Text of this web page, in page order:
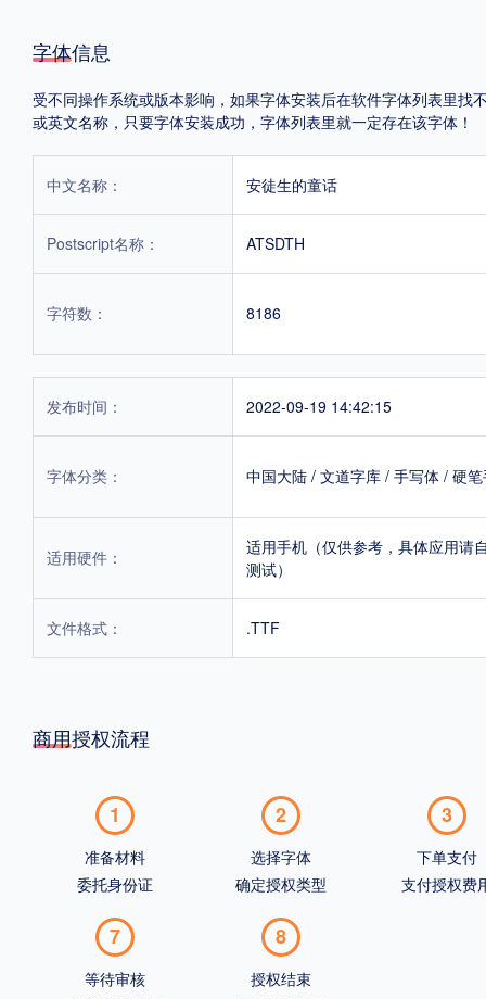
字体信息
受不同操作系统或版本影响，如果字体安装后在软件字体列表里
或英文名称，只要字体安装成功，字体列表里就一定存在该字体！
中文名称： 安徒生的童话
Postscript名称： ATSDTH
字符数： 8186
发布时间： 2022-09-19 14:42:15
字体分类： 中国大陆 / 文道字库 / 手写体 / 硬
适用硬件：
适用手机（仅供参考，具体应用请
测试）
文件格式： .TTF
商用授权流程
1
准备材料
委托身份证
2
选择字体
确定授权类型
3
下单支付
支付授权费
7
等待审核
8
授权结束